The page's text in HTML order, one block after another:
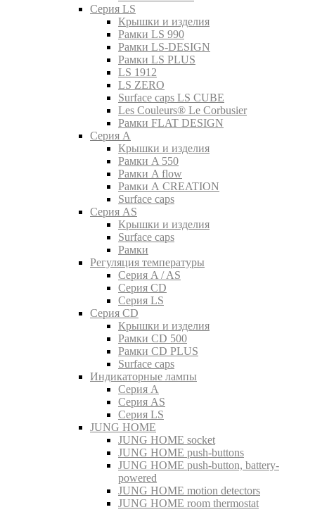
Серия LS
Крышки и изделия
Рамки LS 990
Рамки LS-DESIGN
Рамки LS PLUS
LS 1912
LS ZERO
Surface caps LS CUBE
Les Couleurs® Le Corbusier
Рамки FLAT DESIGN
Серия A
Крышки и изделия
Рамки A 550
Рамки A flow
Рамки A CREATION
Surface caps
Серия AS
Крышки и изделия
Surface caps
Рамки
Регуляция температуры
Серия A / AS
Серия CD
Серия LS
Серия CD
Крышки и изделия
Рамки CD 500
Рамки CD PLUS
Surface caps
Индикаторные лампы
Серия A
Серия AS
Серия LS
JUNG HOME
JUNG HOME socket
JUNG HOME push-buttons
JUNG HOME push-button, battery-
powered
JUNG HOME motion detectors
JUNG HOME room thermostat